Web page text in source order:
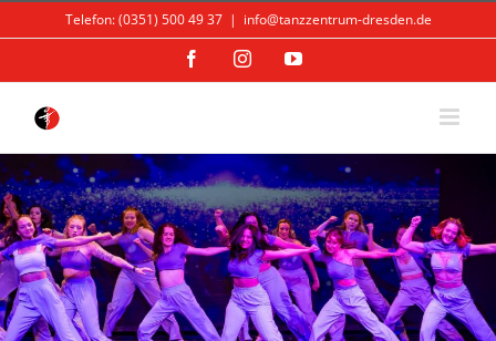
to
Telefon: (0351) 500 49 37 | info@tanzzentrum-dresden.de
FacebookInstagramYouTube